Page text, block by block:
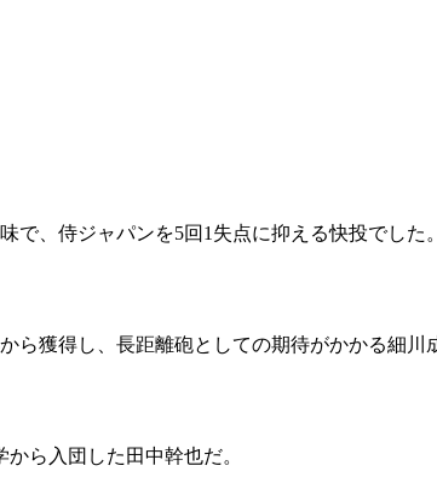
で、侍ジャパンを5回1失点に抑える快投でし
獲得し、長距離砲としての期待がかかる細
ら入団した田中幹也だ。